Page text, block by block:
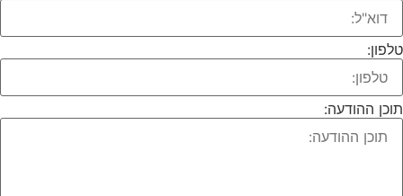
טלפון:
תוכן ההודעה: